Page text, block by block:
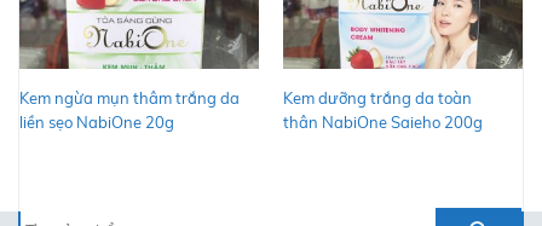
Kem ngừa mụn thâm trắng da
liền sẹo NabiOne 20g
Kem dưỡng trắng da toàn
thân NabiOne Saieho 200g